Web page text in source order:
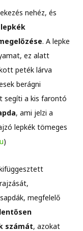
nehéz, és
. A lepke
ez alatt
peték lárva
berágni
segíti a kis farontó
, ami jelzi a
lepkék tömeges
)
megfelelő
számát, azokat